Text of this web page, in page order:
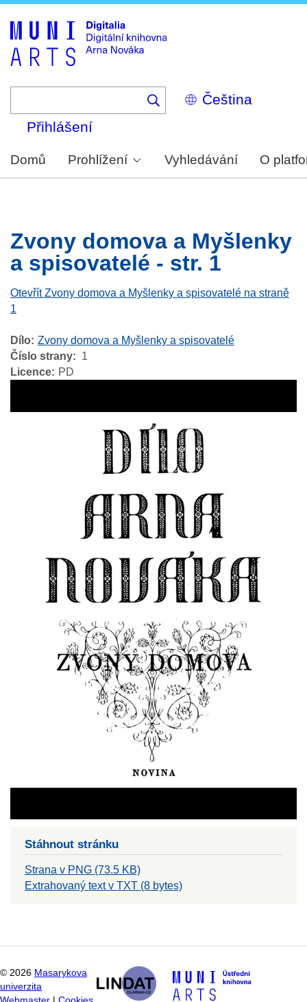
Select
your
Přihlášení
Domů Prohlížení Vyhledávání O
Zvony domova a Myšlenky
a spisovatelé - str. 1
Otevřít Zvony domova a Myšlenky a spisovatelé na straně
1
Dílo Zvony domova a Myšlenky a spisovatelé
Číslo strany
1
Licence
PD
Stáhnout stránku
Strana v PNG (73.5 KB)
Extrahovaný text v TXT (8 bytes)
© 2026 Masarykova
univerzita